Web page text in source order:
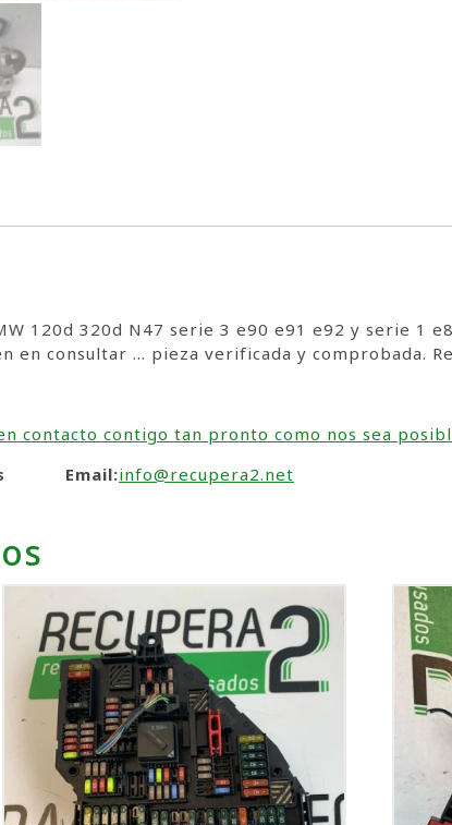
120d 320d N47 serie 3 e90 e91 e92 y serie 1
en consultar … pieza verificada y comprobada.
contacto contigo tan pronto como nos sea
Email:info@recupera2.net